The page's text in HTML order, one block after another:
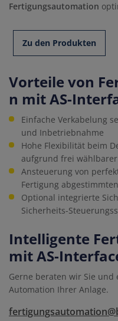
Fertigungsautomation
Zu den Produkten
Vorteile von
n mit AS-
Einfache Verkabelung
und Inbetriebnahme
Hohe Flexibilität beim
aufgrund frei wählbarer
Ansteuerung von
Fertigung
Optional integrierte
Sicherheits-
Intelligente
mit AS-
Gerne beraten wir Sie
Automation Ihrer Anlage.